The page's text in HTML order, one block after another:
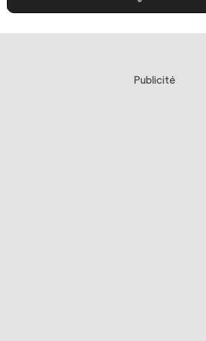
Publicité